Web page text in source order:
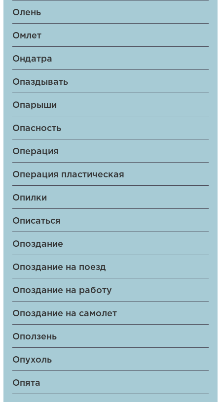
Олень
Омлет
Ондатра
Опаздывать
Опарыши
Опасность
Операция
Операция пластическая
Опилки
Описаться
Опоздание
Опоздание на поезд
Опоздание на работу
Опоздание на самолет
Оползень
Опухоль
Опята